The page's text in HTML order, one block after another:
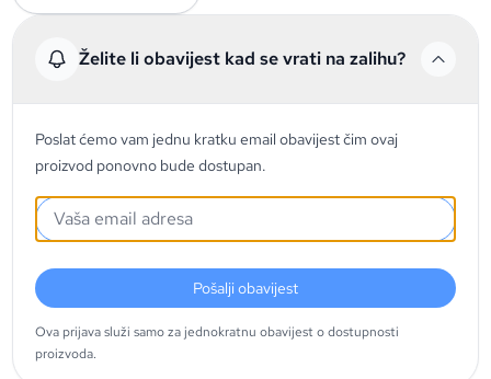
Želite li obavijest kad se vrati na zalihu?
Poslat ćemo vam jednu kratku email obavijest čim ovaj
proizvod ponovno bude dostupan.
Pošalji obavijest
Ova prijava služi samo za jednokratnu obavijest o dostupnosti
proizvoda.